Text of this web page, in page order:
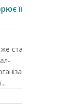
їм
стало